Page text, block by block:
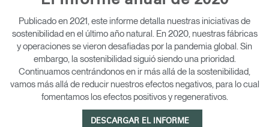
Cambiar región
Opens
to
Facebook
Opens
to
Twitter
Opens
to
Linkedin
Opens
to
Instagram
Opens
to
Humanscale
Blog
Opens
to
Pinterest
Opens
to
YouTube
Publicado en 2021, este informe detalla nuestras iniciativas de
sostenibilidad en el último año natural. En 2020, nuestras fábricas
y operaciones se vieron desafiadas por la pandemia global. Sin
embargo, la sostenibilidad siguió siendo una prioridad.
Continuamos centrándonos en ir más allá de la sostenibilidad,
vamos más allá de reducir nuestros efectos negativos, para lo cual
fomentamos los efectos positivos y regenerativos.
DESCARGAR EL INFORME